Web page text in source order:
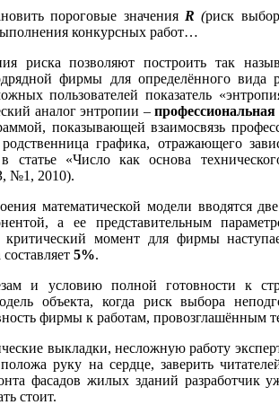
пороговые значения R (риск
конкурсных работ…
риска позволяют построить так
фирмы для определённого
пользователей показатель
аналог энтропии –
показывающей взаимосвязь
графика, отражающего
статье «Число как основа
№1, 2010).
математической модели вводятся
а ее представительным
критический момент для фирмы
5%.
и условию полной готовности к
объекта, когда риск выбора
фирмы к работам, провозглашённым
выкладки, несложную работу
руку на сердце, заверить
фасадов жилых зданий разработчик
стоит.